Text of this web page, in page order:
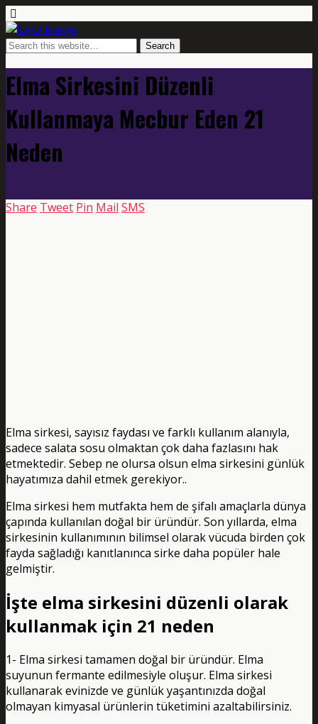
Elma Sirkesini Düzenli
Kullanmaya Mecbur Eden 21
Neden
Share Tweet Pin Mail SMS
Elma sirkesi, sayısız faydası ve farklı kullanım alanıyla,
sadece salata sosu olmaktan çok daha fazlasını hak
etmektedir. Sebep ne olursa olsun elma sirkesini günlük
hayatımıza dahil etmek gerekiyor..
Elma sirkesi hem mutfakta hem de şifalı amaçlarla dünya
çapında kullanılan doğal bir üründür. Son yıllarda, elma
sirkesinin kullanımının bilimsel olarak vücuda birden çok
fayda sağladığı kanıtlanınca sirke daha popüler hale
gelmiştir.
İşte elma sirkesini düzenli olarak
kullanmak için 21 neden
1- Elma sirkesi tamamen doğal bir üründür. Elma
suyunun fermante edilmesiyle oluşur. Elma sirkesi
kullanarak evinizde ve günlük yaşantınızda doğal
olmayan kimyasal ürünlerin tüketimini azaltabilirsiniz.